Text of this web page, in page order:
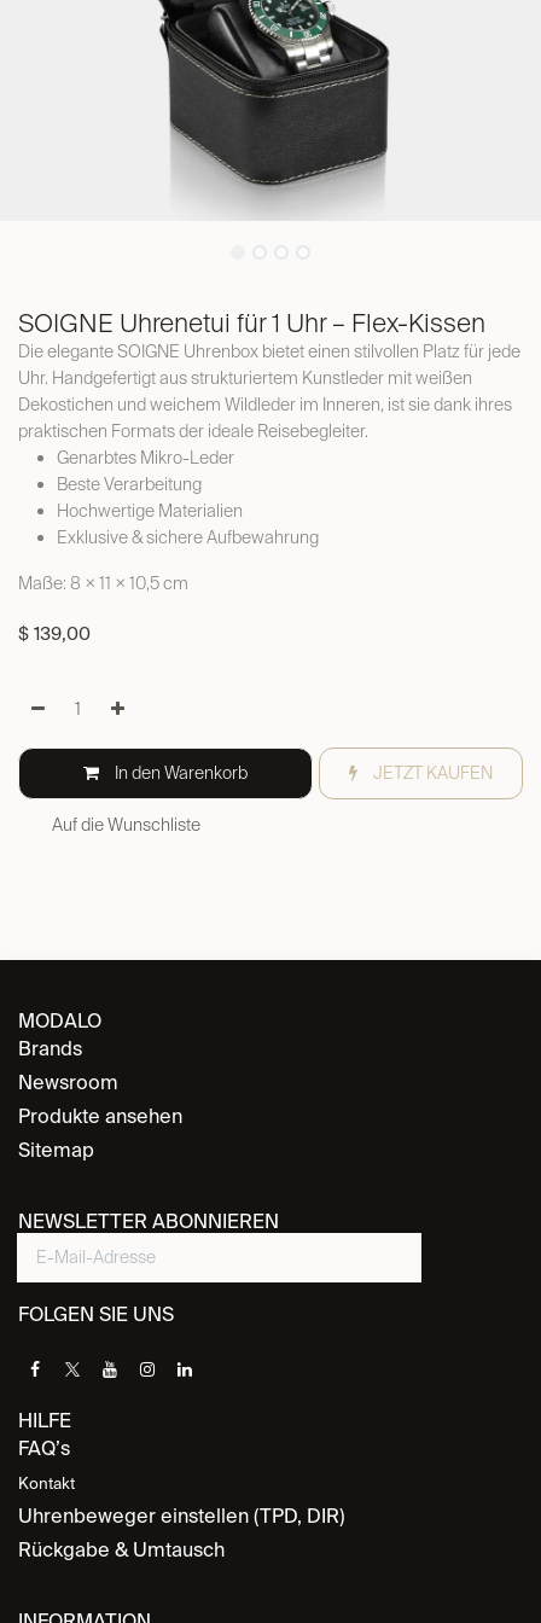
SOIGNE Uhrenetui für 1 Uhr – Flex-Kissen
Die elegante SOIGNE Uhrenbox bietet einen stilvollen Platz für jede
Uhr. Handgefertigt aus strukturiertem Kunstleder mit weißen
Dekostichen und weichem Wildleder im Inneren, ist sie dank ihres
praktischen Formats der ideale Reisebegleiter.
Genarbtes Mikro-Leder
Beste Verarbeitung
Hochwertige Materialien
Exklusive & sichere Aufbewahrung
Maße: 8 × 11 × 10,5 cm
$ 139,00
In den Warenkorb JETZT KAUFEN
Auf die Wunschliste
MODALO
Brands
Newsroom
Produkte ansehen
Sitemap
NEWSLETTER ABONNIEREN
FOLGEN SIE UNS
HILFE
FAQ’s
Kontakt
Uhrenbeweger einstellen (TPD, DIR)
Rückgabe & Umtausch